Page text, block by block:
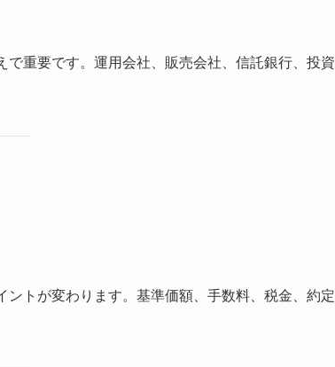
重要です。運用会社、販売会社、信託銀行、投資
トが変わります。基準価額、手数料、税金、約定